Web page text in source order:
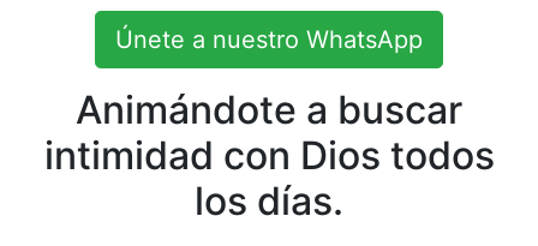
Únete a nuestro WhatsApp
Animándote a buscar
intimidad con Dios todos
los días.